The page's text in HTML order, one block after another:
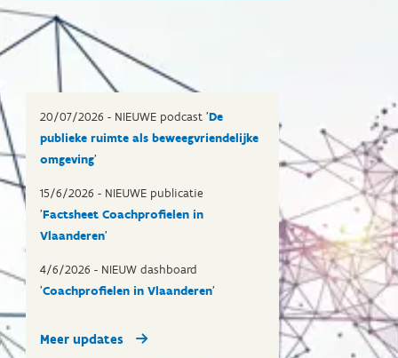
20/07/2026 - NIEUWE podcast 'De
publieke ruimte als beweegvriendelijke
omgeving'
15/6/2026 - NIEUWE publicatie
'Factsheet Coachprofielen in
Vlaanderen'
4/6/2026 - NIEUW dashboard
'Coachprofielen in Vlaanderen'
Meer updates